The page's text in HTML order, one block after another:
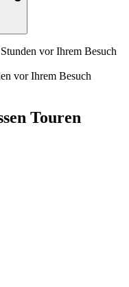
vor Ihrem Besuch
vor Ihrem Besuch
Touren